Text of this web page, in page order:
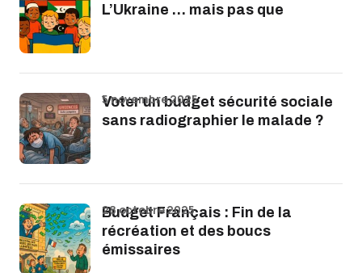
L’Ukraine … mais pas que
Voter un budget sécurité sociale
sans radiographier le malade ?
5 novembre 2025
Budget Français : Fin de la
récréation et des boucs
émissaires
28 octobre 2025